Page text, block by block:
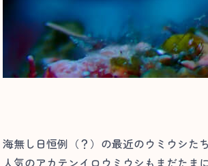
海無し日恒例（？）の最近のウミウシた
人気のアカテンイロウミウシもまだたま